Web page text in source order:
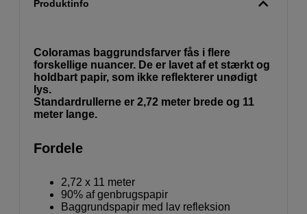
Produktinfo
Coloramas baggrundsfarver fås i flere
forskellige nuancer. De er lavet af et stærkt og
holdbart papir, som ikke reflekterer unødigt
lys.
Standardrullerne er 2,72 meter brede og 11
meter lange.
Fordele
2,72 x 11 meter
90% af genbrugspapir
Baggrundspapir med lav refleksion